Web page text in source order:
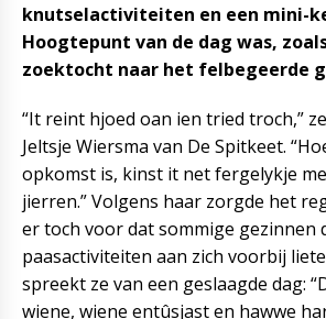
knutselactiviteiten en een mini-
Hoogtepunt van de dag was,
zoektocht naar het felbegeerde
“It reint hjoed oan ien tried troch,”
Jeltsje Wiersma van De Spitkeet.
opkomst is, kinst it net fergelykje
jierren.” Volgens haar zorgde het
er toch voor dat sommige gezinnen
paasactiviteiten aan zich voorbij
spreekt ze van een geslaagde dag:
wiene, wiene entûsjast en hawwe